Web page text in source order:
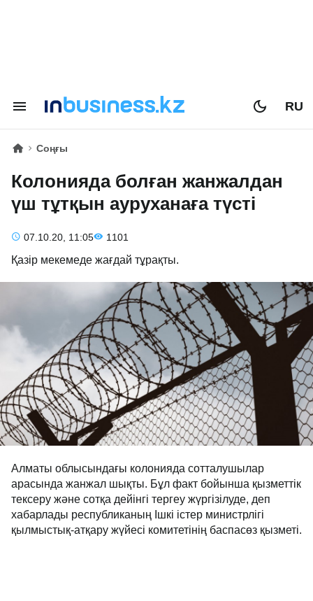
RU
Соңғы
Колонияда болған жанжалдан
үш тұтқын ауруханаға түсті
07.10.20, 11:05 1101
Қазір мекемеде жағдай тұрақты.
Алматы облысындағы колонияда сотталушылар
арасында жанжал шықты. Бұл факт бойынша қызметтік
тексеру және сотқа дейінгі тергеу жүргізілуде, деп
хабарлады республиканың Ішкі істер министрлігі
қылмыстық-атқару жүйесі комитетінің баспасөз қызметі.